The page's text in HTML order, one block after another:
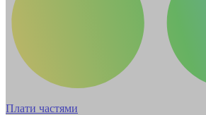
Плати частями